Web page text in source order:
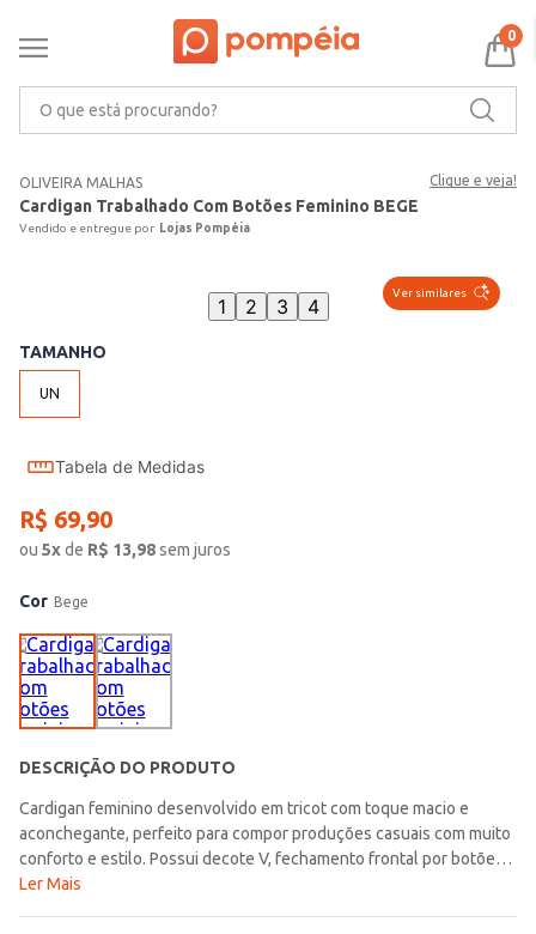
0
OLIVEIRA MALHAS Clique e veja!
Cardigan Trabalhado Com Botões Feminino BEGE
Lojas Pompéia
Ver similares
1 2 3 4
TAMANHO
UN
Tabela de Medidas
R$ 69,90
ou 5xde R$ 13,98sem juros
Cor Bege
DESCRIÇÃO DO PRODUTO
Cardigan feminino desenvolvido em tricot com toque macio e
aconchegante, perfeito para compor produções casuais com muito
conforto e estilo. Possui decote V, fechamento frontal por botões
de casa, mangas longas com punho e acabamentos em pontos
Ler Mais